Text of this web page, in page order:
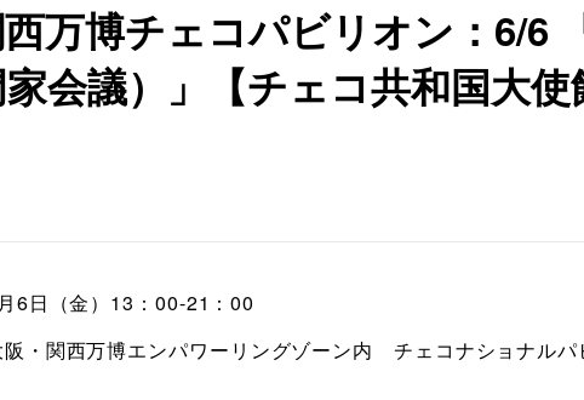
万博チェコパビリオン：6/6
会議）」【チェコ共和国大
6日（金）13：00-21：00
阪・関西万博エンパワーリングゾーン内 チェコナショナルパ